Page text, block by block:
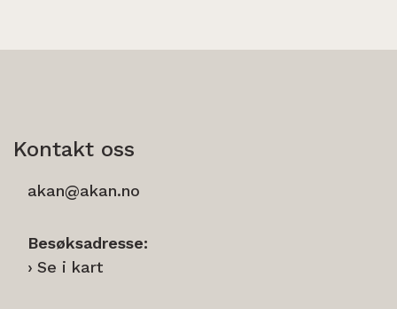
Kontakt oss
akan@akan.no
Besøksadresse:
Se i kart